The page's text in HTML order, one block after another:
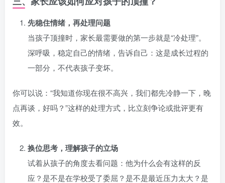
先稳住情绪，再处理问题
当孩子顶撞时，家长最需要做的第一步就是“冷处理”。
深呼吸，稳定自己的情绪，告诉自己：这是成长过程的
一部分，不代表孩子变坏。
你可以说：“我知道你现在很不高兴，我们都先冷静一下，晚
点再谈，好吗？”这样的处理方式，比立刻争论或批评更有
效。
换位思考，理解孩子的立场
试着从孩子的角度去看问题：他为什么会有这样的反
应？是不是在学校受了委屈？是不是最近压力太大？是